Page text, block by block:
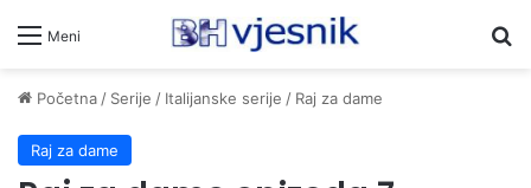
Meni
Početna/ Serije / Italijanske serije / Raj za dame
Raj za dame